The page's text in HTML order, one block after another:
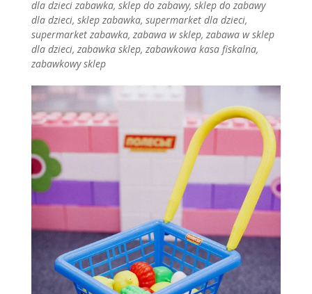
dla dzieci zabawka, sklep do zabawy, sklep do zabawy
dla dzieci, sklep zabawka, supermarket dla dzieci,
supermarket zabawka, zabawa w sklep, zabawa w sklep
dla dzieci, zabawka sklep, zabawkowa kasa fiskalna,
zabawkowy sklep